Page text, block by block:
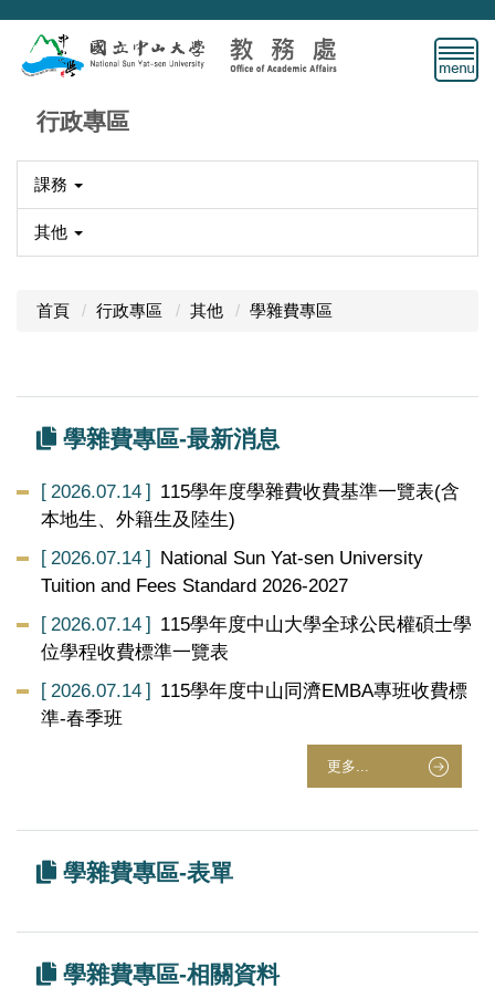
跳
主
區
行政專區
課務
其他
首頁 行政專區 其他 學雜費專區
學雜費專區-最新消息
2026.07.14
115學年度學雜費收費基準一覽表(含
本地生、外籍生及陸生)
2026.07.14
National Sun Yat-sen University
Tuition and Fees Standard 2026-2027
2026.07.14
115學年度中山大學全球公民權碩士學
位學程收費標準一覽表
2026.07.14
115學年度中山同濟EMBA專班收費標
準-春季班
更多...
學雜費專區-表單
學雜費專區-相關資料